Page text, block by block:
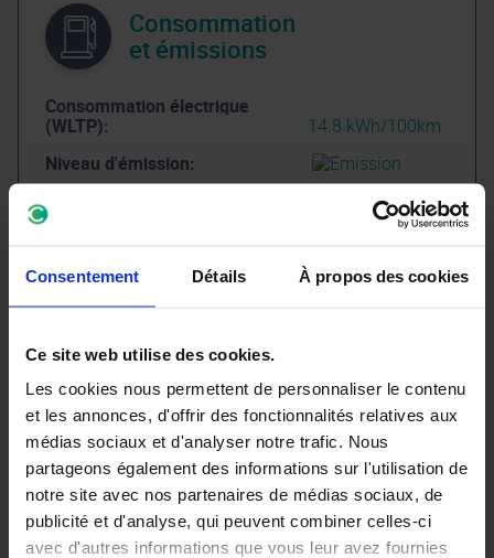
Consentement Détails À propos des cookies
Ce site web utilise des cookies.
Les cookies nous permettent de personnaliser le contenu
et les annonces, d'offrir des fonctionnalités relatives aux
médias sociaux et d'analyser notre trafic. Nous
partageons également des informations sur l'utilisation de
notre site avec nos partenaires de médias sociaux, de
publicité et d'analyse, qui peuvent combiner celles-ci
avec d'autres informations que vous leur avez fournies
Consommation
et émissions
Consommation électrique
(WLTP):
14.8 kWh/100km
Niveau d'émission:
charge
Poids max:
Poids total autorisé en charge:
584kg
Charge maximale sur le toit:
75kg
Poids tractable freiné:
1000kg
Poids tractable non-freiné:
750kg